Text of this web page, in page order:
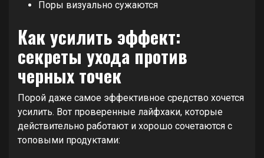
Поры визуально сужаются
Как усилить эффект:
секреты ухода против
черных точек
Порой даже самое эффективное средство хочется
усилить. Вот проверенные лайфхаки, которые
действительно работают и хорошо сочетаются с
топовыми продуктами: